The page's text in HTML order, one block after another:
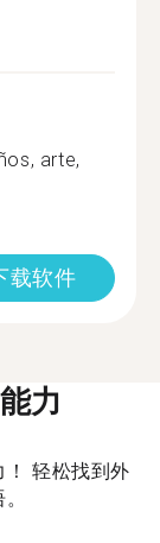
arte,
载软件
力
轻松找到外